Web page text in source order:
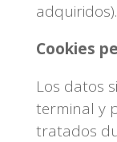
adquiridos).
Cookies
Los datos
terminal y
tratados